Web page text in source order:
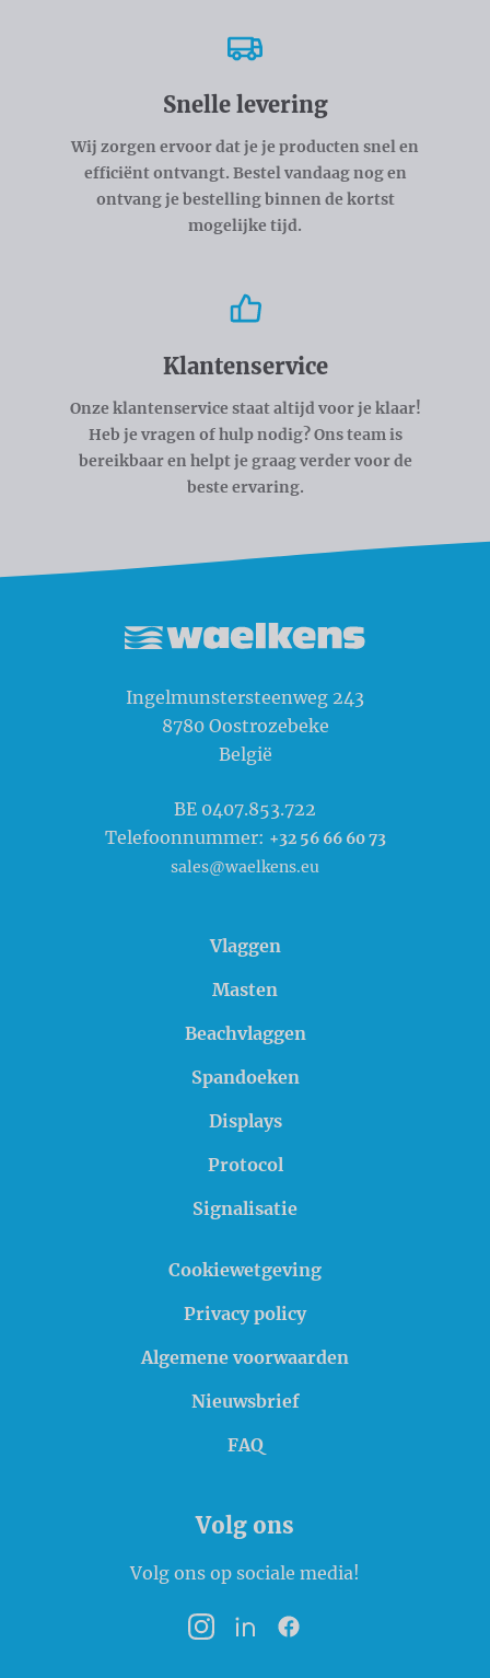
Snelle levering
Wij zorgen ervoor dat je je producten snel en
efficiënt ontvangt. Bestel vandaag nog en
ontvang je bestelling binnen de kortst
mogelijke tijd.
Klantenservice
Onze klantenservice staat altijd voor je klaar!
Heb je vragen of hulp nodig? Ons team is
bereikbaar en helpt je graag verder voor de
beste ervaring.
Ingelmunstersteenweg 243
8780 Oostrozebeke
België
BE 0407.853.722
Telefoonnummer: +32 56 66 60 73
sales@waelkens.eu
Vlaggen
Masten
Beachvlaggen
Spandoeken
Displays
Protocol
Signalisatie
Cookiewetgeving
Privacy policy
Algemene voorwaarden
Nieuwsbrief
FAQ
Volg ons
Volg ons op sociale media!
InstagramLinkedInFacebook